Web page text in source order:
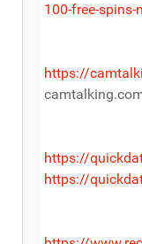
100-free-
https://
https://
https://